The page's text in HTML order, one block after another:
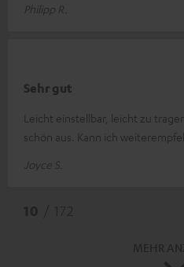
Philipp R.
Sehr gut
Leicht einstellbar, leicht zu
schön aus. Kann ich
Joyce S.